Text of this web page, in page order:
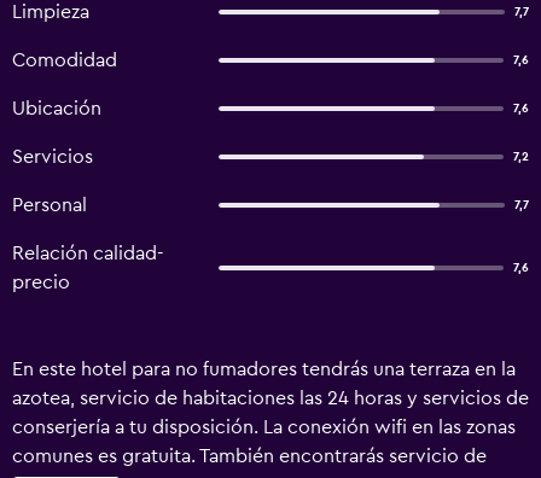
Limpieza 7,7
Comodidad 7,6
Ubicación 7,6
Servicios 7,2
Personal 7,7
Relación calidad-
precio
7,6
En este hotel para no fumadores tendrás una terraza en la
azotea, servicio de habitaciones las 24 horas y servicios de
conserjería a tu disposición. La conexión wifi en las zonas
comunes es gratuita. También encontrarás servicio de